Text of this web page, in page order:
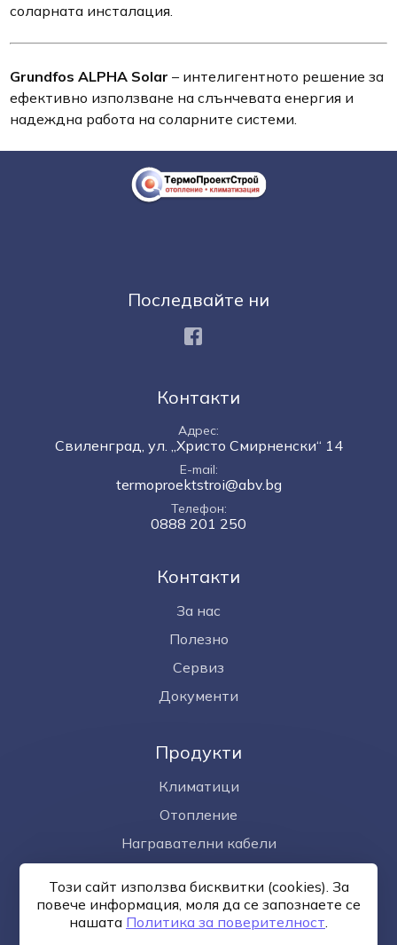
соларната инсталация.
Grundfos ALPHA Solar – интелигентното решение за
ефективно използване на слънчевата енергия и
надеждна работа на соларните системи.
Контакти
За нас
Полезно
Сервиз
Документи
Продукти
Климатици
Отопление
Награвателни кабели
Фотоволтаици
Контакти
Адрес
Свиленград, ул. „Христо Смирненски“ 14
E-mail
termoproektstroi@abv.bg
Телефон
0888 201 250
Последвайте ни
Този сайт използва бисквитки (cookies). За
повече информация, моля да се запознаете се
нашaтa Политика за поверителност.